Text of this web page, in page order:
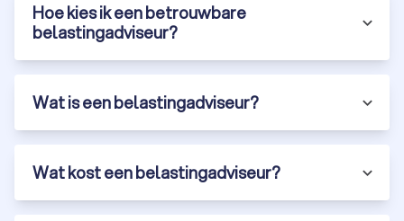
Hoe kies ik een betrouwbare
belastingadviseur?
Wat is een belastingadviseur?
Wat kost een belastingadviseur?